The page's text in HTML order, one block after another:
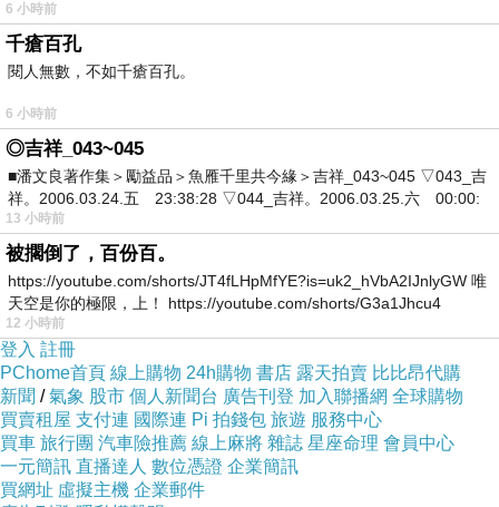
6 小時前
千瘡百孔
閱人無數，不如千瘡百孔。
6 小時前
◎吉祥_043~045
■潘文良著作集＞勵益品＞魚雁千里共今緣＞吉祥_043~045 ▽043_吉
祥。2006.03.24.五 23:38:28 ▽044_吉祥。2006.03.25.六 00:00:
13 小時前
被擱倒了，百份百。
https://youtube.com/shorts/JT4fLHpMfYE?is=uk2_hVbA2IJnlyGW 唯
天空是你的極限，上！ https://youtube.com/shorts/G3a1Jhcu4
12 小時前
登入 註冊
PChome首頁 線上購物 24h購物 書店 露天拍賣 比比昂代購
新聞 /氣象 股市 個人新聞台 廣告刊登 加入聯播網 全球購物
買賣租屋 支付連 國際連 Pi 拍錢包 旅遊 服務中心
買車 旅行團 汽車險推薦 線上麻將 雜誌 星座命理 會員中心
一元簡訊 直播達人 數位憑證 企業簡訊
買網址 虛擬主機 企業郵件